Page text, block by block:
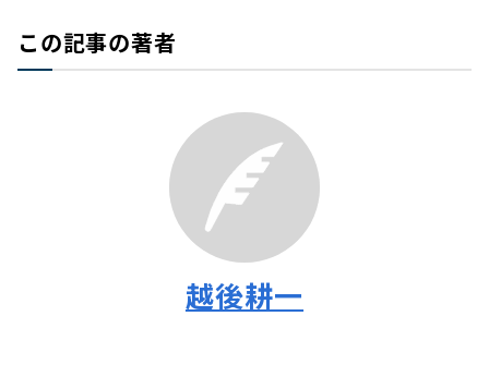
この記事の著者
越後耕一